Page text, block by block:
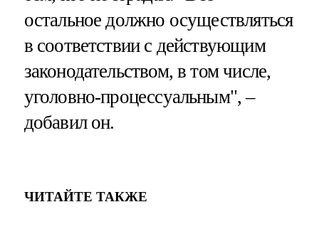
остальное должно осуществляться
в соответствии с действующим
законодательством, в том числе,
уголовно-процессуальным", –
добавил он.
ЧИТАЙТЕ ТАКЖЕ